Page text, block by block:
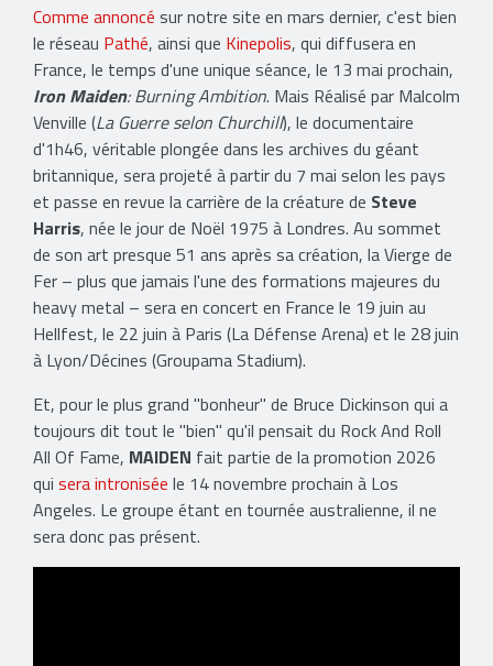
Comme annoncé sur notre site en mars dernier, c'est bien
le réseau Pathé, ainsi que Kinepolis, qui diffusera en
France, le temps d'une unique séance, le 13 mai prochain,
Iron Maiden: Burning Ambition. Mais Réalisé par Malcolm
Venville (La Guerre selon Churchill), le documentaire
d'1h46, véritable plongée dans les archives du géant
britannique, sera projeté à partir du 7 mai selon les pays
et passe en revue la carrière de la créature de Steve
Harris, née le jour de Noël 1975 à Londres. Au sommet
de son art presque 51 ans après sa création, la Vierge de
Fer – plus que jamais l'une des formations majeures du
heavy metal – sera en concert en France le 19 juin au
Hellfest, le 22 juin à Paris (La Défense Arena) et le 28 juin
à Lyon/Décines (Groupama Stadium).
Et, pour le plus grand "bonheur" de Bruce Dickinson qui a
toujours dit tout le "bien" qu'il pensait du Rock And Roll
All Of Fame, MAIDEN fait partie de la promotion 2026
qui sera intronisée le 14 novembre prochain à Los
Angeles. Le groupe étant en tournée australienne, il ne
sera donc pas présent.